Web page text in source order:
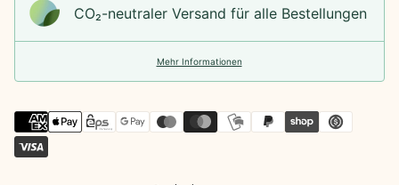
CO₂-neu­t­raler Versand für alle Bestellungen
Mehr Informationen